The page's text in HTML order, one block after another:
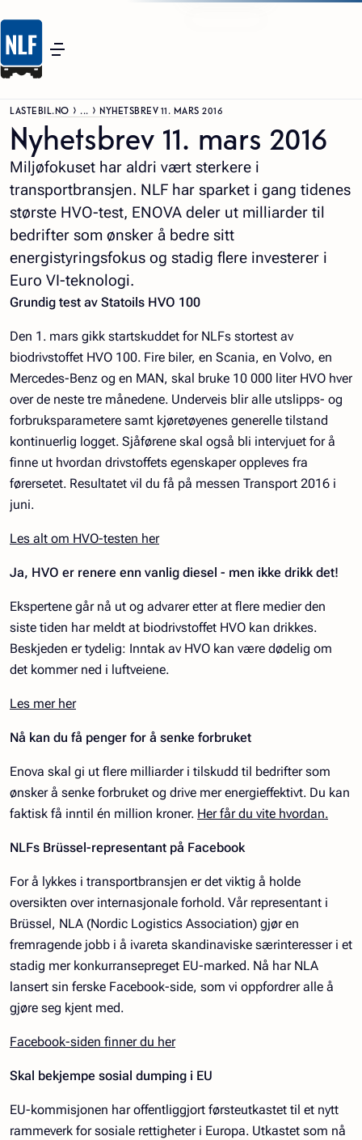
LASTEBIL.NO ... NYHETSBREV 11. MARS 2016
Nyhetsbrev 11. mars 2016
Miljøfokuset har aldri vært sterkere i
transportbransjen. NLF har sparket i gang tidenes
største HVO-test, ENOVA deler ut milliarder til
bedrifter som ønsker å bedre sitt
energistyringsfokus og stadig flere investerer i
Euro VI-teknologi.
Grundig test av Statoils HVO 100
Den 1. mars gikk startskuddet for NLFs stortest av
biodrivstoffet HVO 100. Fire biler, en Scania, en Volvo, en
Mercedes-Benz og en MAN, skal bruke 10 000 liter HVO hver
over de neste tre månedene. Underveis blir alle utslipps- og
forbruksparametere samt kjøretøyenes generelle tilstand
kontinuerlig logget. Sjåførene skal også bli intervjuet for å
finne ut hvordan drivstoffets egenskaper oppleves fra
førersetet. Resultatet vil du få på messen Transport 2016 i
juni.
Les alt om HVO-testen her
Ja, HVO er renere enn vanlig diesel - men ikke drikk det!
Ekspertene går nå ut og advarer etter at flere medier den
siste tiden har meldt at biodrivstoffet HVO kan drikkes.
Beskjeden er tydelig: Inntak av HVO kan være dødelig om
det kommer ned i luftveiene.
Les mer her
Nå kan du få penger for å senke forbruket
Enova skal gi ut flere milliarder i tilskudd til bedrifter som
ønsker å senke forbruket og drive mer energieffektivt. Du kan
faktisk få inntil én million kroner. Her får du vite hvordan.
NLFs Brüssel-representant på Facebook
For å lykkes i transportbransjen er det viktig å holde
oversikten over internasjonale forhold. Vår representant i
Brüssel, NLA (Nordic Logistics Association) gjør en
fremragende jobb i å ivareta skandinaviske særinteresser i et
stadig mer konkurransepreget EU-marked. Nå har NLA
lansert sin ferske Facebook-side, som vi oppfordrer alle å
gjøre seg kjent med.
Facebook-siden finner du her
Skal bekjempe sosial dumping i EU
EU-kommisjonen har offentliggjort førsteutkastet til et nytt
rammeverk for sosiale rettigheter i Europa. Utkastet som nå